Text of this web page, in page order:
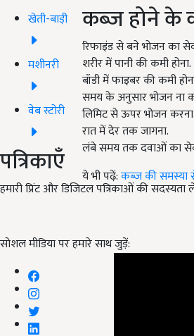
खेती-बाड़ी
मशीनरी
वेब स्टोरी
पत्रिकाएँ
हमारी प्रिंट और डिजिटल पत्रिकाओं की सदस्यता
सोशल मीडिया पर हमारे साथ जुड़ें:
कब्ज होने के
रिफाइंड से बने भोजन का
शरीर में पानी की कमी होना.
बॉडी में फाइबर की कमी
समय के अनुसार भोजन ना
लिमिट से ऊपर भोजन करना.
रात में देर तक जागना.
लंबे समय तक दवाओं का
ये भी पढ़ें:कब्ज की समस्या